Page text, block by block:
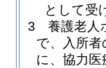
として受
3
養護老人
で、入所
に、協力